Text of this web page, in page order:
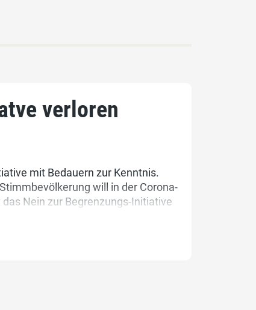
verloren
mit Bedauern zur Kenntnis.
will in der Corona-
Nein zur Begrenzungs-Initiative